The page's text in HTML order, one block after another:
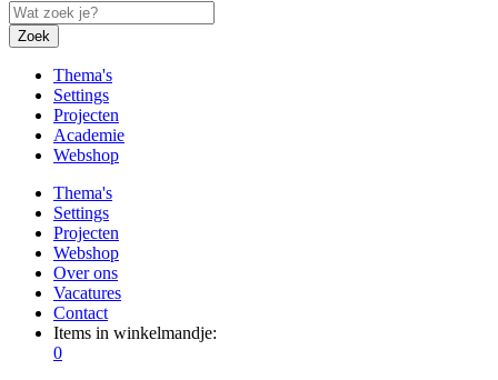
Zoek
Thema's
Settings
Projecten
Academie
Webshop
Thema's
Settings
Projecten
Webshop
Over ons
Vacatures
Contact
Items in winkelmandje:
0